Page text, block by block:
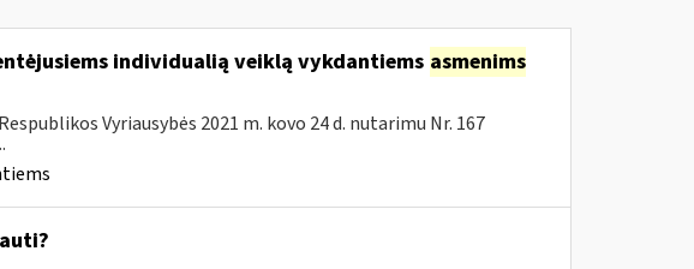
individualią veiklą vykdantiems asmenims
Vyriausybės 2021 m. kovo 24 d. nutarimu Nr. 167